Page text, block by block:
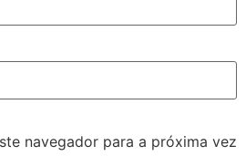
navegador para a próxima vez